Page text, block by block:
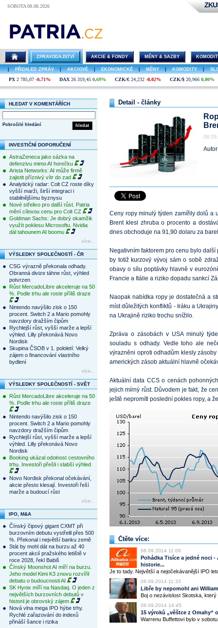
SOBOTA 08.08.2026
ZPRAVODAJSTVÍ AKCIE & FONDY MĚNY & SAZBY
| PŘEHLED ZPRÁV | AKCIOVÉ | EKONOMICKÉ | MĚNY | KOMODITY |
PX 2 785,07 -0,71% DAX 26 319,45 0,69% CZK/€ 24,232 -0,02% CZK/$ 20,966 0,00%
HLEDAT V KOMENTÁŘÍCH
hledat
Pokročilé hledání
INVESTIČNÍ DOPORUČENÍ
AstraZeneca jako sázka na
defenzivu mimo AI horečku
Arista Networks: AI může firmě
zajistit příznivý vítr do zad
Analytický radar: Colt CZ roste díky
vyšší marži, širší integraci i
stabilnějšímu byznysu
Nové střelivo pro další růst. Patria
mění cílovou cenu pro Colt CZ
Goldman Sachs: Je dobrý okamžik
využít poklesu Microsoftu. Nvidia
dál tahounem AI boomu
více...
VÝSLEDKY SPOLEČNOSTÍ - ČR
CSG výrazně překonala odhady.
Obranná divize táhne růst, výhled
potvrzen
Růst MercadoLibre akceleruje na 50
%. Podle trhu ale roste příliš draze
Nintendo navýšilo zisk o 150
procent. Switch 2 a Mario pomohly
navzdory dražším čipům
Rychlejší růst, vyšší marže a lepší
výhled. Lilly překonává Novo
Nordisk
Skupina ČSOB v 1. pololetí: Velký
zájem o financování vlastního
bydlení
více...
VÝSLEDKY SPOLEČNOSTÍ - SVĚT
Růst MercadoLibre akceleruje na 50
%. Podle trhu ale roste příliš draze
Nintendo navýšilo zisk o 150
procent. Switch 2 a Mario pomohly
navzdory dražším čipům
Rychlejší růst, vyšší marže a lepší
výhled. Lilly překonává Novo
Nordisk
Booking ukázal odolnost cestovního
trhu. Investoři přešli i slabší výhled
Novo Nordisk překonal očekávání,
akcie přesto klesají. Investoři řeší
marže a budoucí růst
více...
IPO, M&A
Čínský čipový gigant CXMT při
burzovním debutu vystřelil přes 500
%. Překonal i největší banku země
Stát by mohl dát na burzu až 40
procent akcií pražského letiště v
roce 2028, řekl Babiš
Čínský Moonshot AI míří na burzu.
Jeho model Kimi K3 znovu rozvířil
debatu o budoucnosti AI
SK Hynix míří na Nasdaq. O jeden z
největších burzovních debutů v
historii je obrovský zájem
Nová vlna mega IPO hýbe trhy.
Rychlé zařazování do indexů
přináší šance i rizika
Detail - články
Ceny ropy minulý týden zamířily dolů a
Brent klesl zhruba o procento a
dnes obchoduje na 91,90 dolaru za
Negativním faktorem pro cenu bylo
by totiž kurzový vývoj sám o sobě
obavy o sílu poptávky hlavně v
Francie a Itálie a riziko dopadu sankcí
Naopak nabídka ropy je dostatečná a
míst důležitých konfliktů - Iráku a
na Ukrajině riziko trochu snížilo.
Zpráva o zásobách v USA minulý
souladu s odhady. Vedle toho ale
výrazněni oproti odhadům klesly
amerických zásob aktuální hlavně
Aktuální data CCS o cenách
jejich mírný růst. Důvodem je fakt, že
ještě nepromítl poslední pokles ropy, a
Čtěte více:
08.09.2014 11:06
Pohádka Tisíce a jedné noci
historie...
Je to tady. Největší a nejočekávanější IPO
08.09.2014 11:33
Libře by nepomohl ani
Boj o nezávislost Skotska,
08.09.2014 14:45
15 výroků „věštce z Omahy“
Warrenu Buffettovi bylo v